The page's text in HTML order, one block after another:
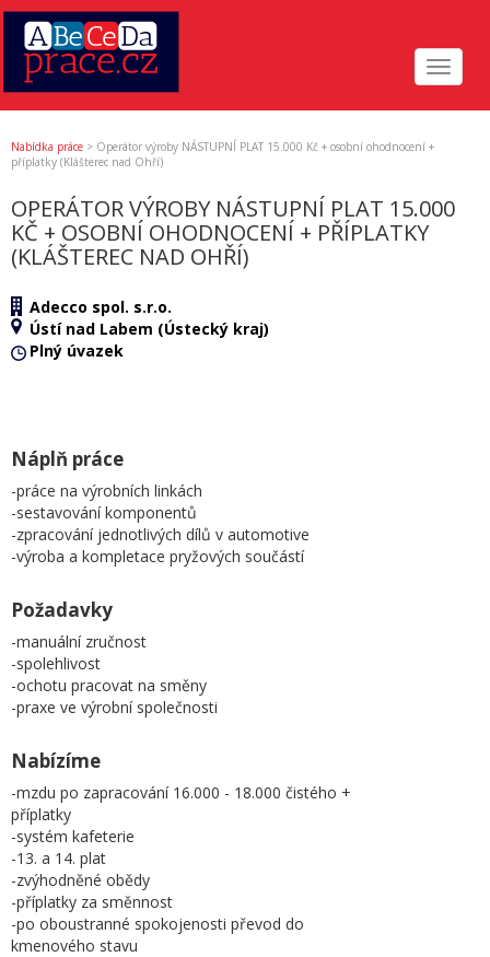
Toggle
Nabídka práce > Operátor výroby NÁSTUPNÍ PLAT 15.000 Kč + osobní ohodnocení +
příplatky (Klášterec nad Ohří)
OPERÁTOR VÝROBY NÁSTUPNÍ PLAT 15.000
KČ + OSOBNÍ OHODNOCENÍ + PŘÍPLATKY
(KLÁŠTEREC NAD OHŘÍ)
Adecco spol. s.r.o.
Ústí nad Labem (Ústecký kraj)
Plný úvazek
Náplň práce
-práce na výrobních linkách
-sestavování komponentů
-zpracování jednotlivých dílů v automotive
-výroba a kompletace pryžových součástí
Požadavky
-manuální zručnost
-spolehlivost
-ochotu pracovat na směny
-praxe ve výrobní společnosti
Nabízíme
-mzdu po zapracování 16.000 - 18.000 čistého +
příplatky
-systém kafeterie
-13. a 14. plat
-zvýhodněné obědy
-příplatky za směnnost
-po oboustranné spokojenosti převod do
kmenového stavu